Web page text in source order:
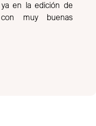
ya en la edición de
muy buenas